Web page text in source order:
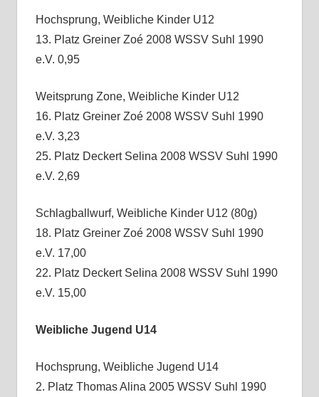
Hochsprung, Weibliche Kinder U12
13. Platz Greiner Zoé 2008 WSSV Suhl 1990
e.V. 0,95
Weitsprung Zone, Weibliche Kinder U12
16. Platz Greiner Zoé 2008 WSSV Suhl 1990
e.V. 3,23
25. Platz Deckert Selina 2008 WSSV Suhl 1990
e.V. 2,69
Schlagballwurf, Weibliche Kinder U12 (80g)
18. Platz Greiner Zoé 2008 WSSV Suhl 1990
e.V. 17,00
22. Platz Deckert Selina 2008 WSSV Suhl 1990
e.V. 15,00
Weibliche Jugend U14
Hochsprung, Weibliche Jugend U14
2. Platz Thomas Alina 2005 WSSV Suhl 1990